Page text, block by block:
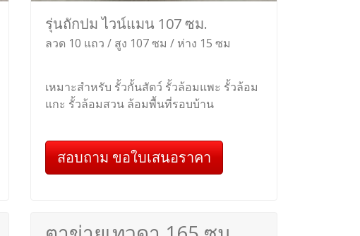
รุ่นถักปม ไวน์แมน 107 ซม.
ลวด 10 แถว / สูง 107 ซม / ห่าง 15 ซม
เหมาะสำหรับ รั้วกั้นสัตว์ รั้วล้อมแพะ รั้วล้อม
แกะ รั้วล้อมสวน ล้อมพื้นที่รอบบ้าน
สอบถาม ขอใบเสนอราคา